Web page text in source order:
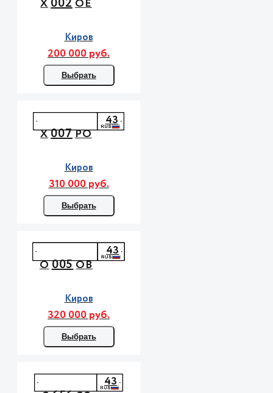
Х ОЕ
Киров
200 000 руб.
Выбрать
Х007РО
43
Киров
310 000 руб.
Выбрать
О005ОВ
43
Киров
320 000 руб.
Выбрать
43